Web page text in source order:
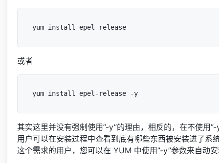
yum install epel-release
或者
yum install epel-release -y
其实这里并没有强制使用”-y”的理由，相反的，在不使用
用户可以在安装过程中查看到底有哪些东西被安装进了系
这个需求的用户，您可以在 YUM 中使用”-y”参数来自动